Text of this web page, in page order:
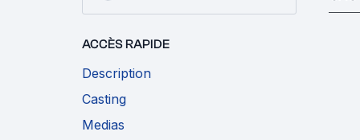
ACCÈS RAPIDE
Description
Casting
Medias